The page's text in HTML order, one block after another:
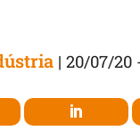
| 20/07/20